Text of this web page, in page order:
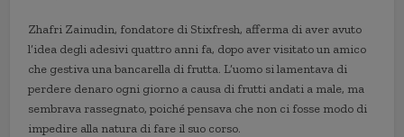
Zhafri Zainudin, fondatore di Stixfresh, afferma di aver avuto
l’idea degli adesivi quattro anni fa, dopo aver visitato un amico
che gestiva una bancarella di frutta. L’uomo si lamentava di
perdere denaro ogni giorno a causa di frutti andati a male, ma
sembrava rassegnato, poiché pensava che non ci fosse modo di
impedire alla natura di fare il suo corso.